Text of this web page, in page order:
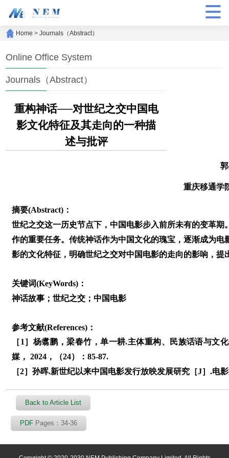
Home >Journals（Abstract）
Online Office System
Journals（Abstract）
重构神话──对世纪之交中国电
影文化特征及其走向的一种描
述与批评
重庆移通学
摘要(Abstract)：
世纪之交这一历史节点下，中国电影步入前所未有的变革
作的重要任务。传统神话作为中国文化的瑰宝，逐渐成为
影的文化特征，明确世纪之交对中国电影的走向的影响，
关键词(KeyWords)：
神话故事；世纪之交；中国电影
参考文献(References)：
［1］杨翥鹏，梁春竹，单一耕.主体重构、民族话语与
媒， 2024，（24）：85-87.
［2］孙晖.新世纪以来中国电影发行放映发展研究［J］.电
Back to Article List
PDF Pages：34-36